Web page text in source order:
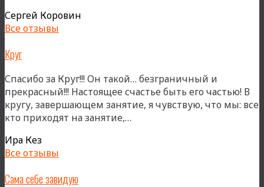
Сергей Коровин
Все отзывы
Круг
Спасибо за Круг!!! Он такой… безграничный и
прекрасный!!! Настоящее счастье быть его частью! В
кругу, завершающем занятие, я чувствую, что мы: все
кто приходят на занятие,…
Ира Кез
Все отзывы
Сама себе завидую